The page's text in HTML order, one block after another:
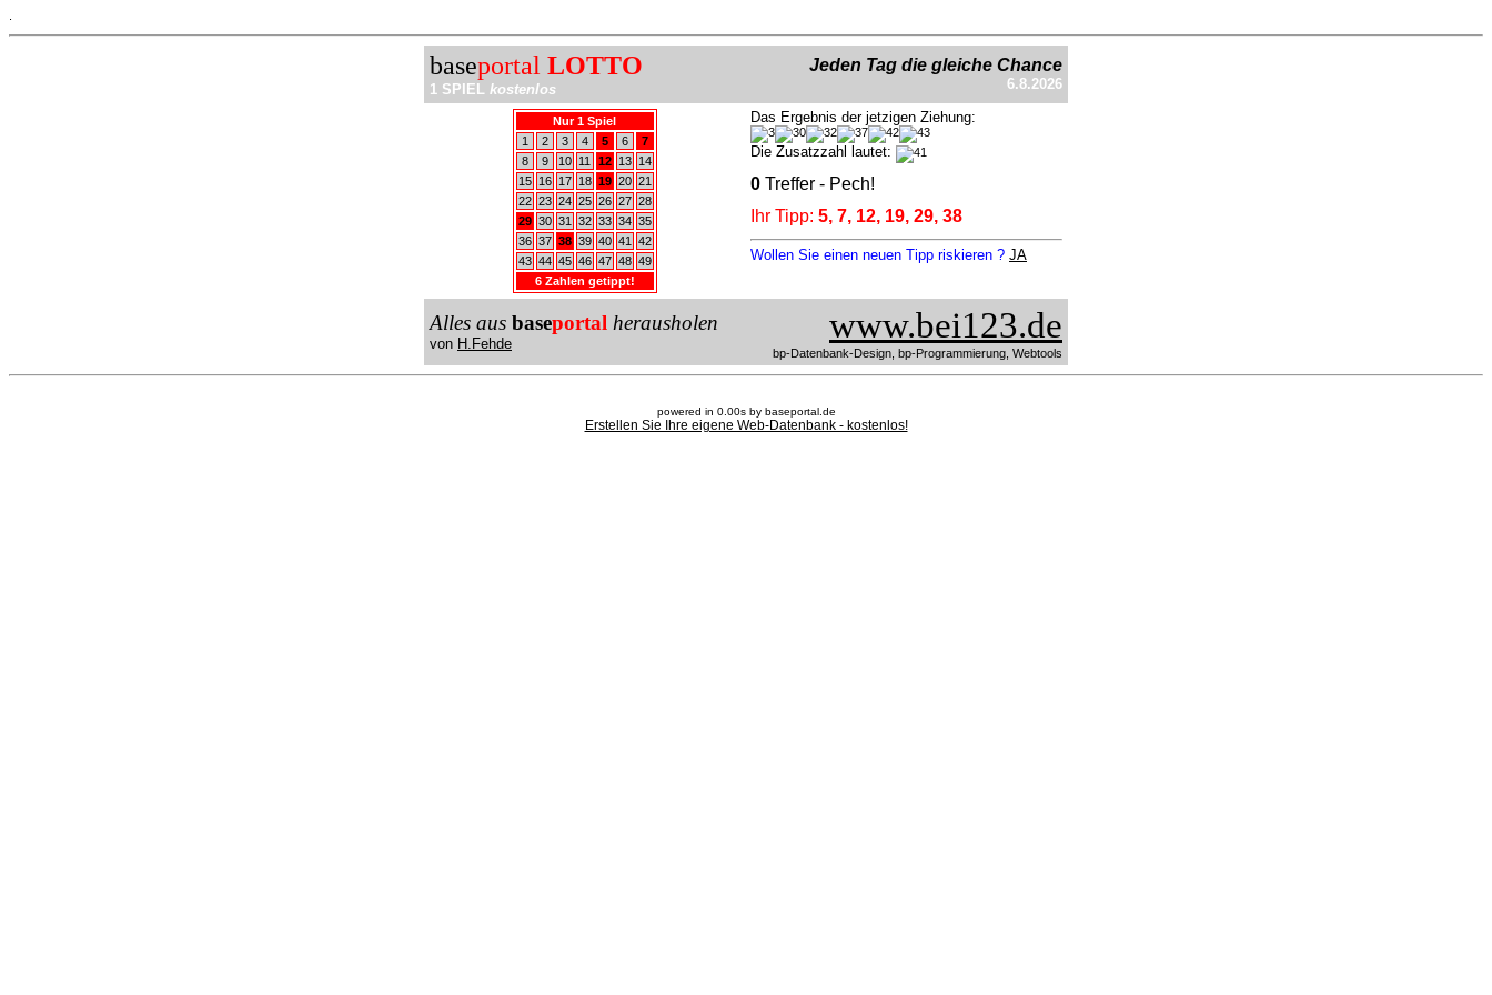
baseportal LOTTO
1 SPIEL kostenlos
Jeden Tag die gleiche Chance
6.8.2026
Nur 1 Spiel
1
2 3 4 5 6
7
8
9 10 11 12 13
14
15
16 17 18 19 20 21
22 23 24 25 26 27 28
29 30 31 32 33 34 35
36 37 38 39 40 41
42
43 44 45 46 47 48 49
6 Zahlen getippt!
Das Ergebnis der jetzigen Ziehung:
Die Zusatzzahl lautet:
0 Treffer - Pech!
Ihr Tipp: 5, 7, 12, 19, 29, 38
Wollen Sie einen neuen Tipp riskieren ? JA
Alles aus baseportal herausholen
von H.Fehde www.bei123.de
bp-Datenbank-Design, bp-Programmierung, Webtools
powered in 0.00s by baseportal.de
Erstellen Sie Ihre eigene Web-Datenbank - kostenlos!